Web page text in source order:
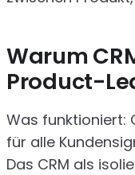
Warum
Product-
Was funktioniert:
für alle
Das CRM als